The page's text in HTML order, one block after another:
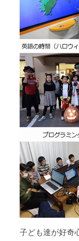
子ども達が好奇